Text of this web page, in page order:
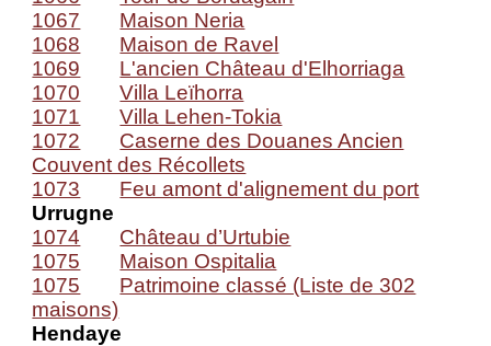
1067
Maison Neria
1068
Maison de Ravel
1069
L'ancien Château d'Elhorriaga
1070
Villa Leïhorra
1071
Villa Lehen-Tokia
1072
Caserne des Douanes Ancien
Couvent des Récollets
1073
Feu amont d'alignement du port
Urrugne
1074
Château d’Urtubie
1075
Maison Ospitalia
1075
Patrimoine classé (Liste de 302
maisons)
Hendaye